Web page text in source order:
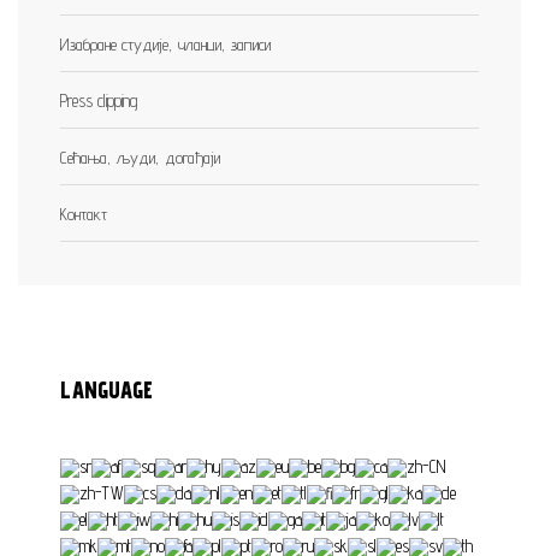
Изабране студије, чланци, записи
Press clipping
Сећања, људи, догађаји
Контакт
LANGUAGE